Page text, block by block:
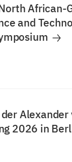
African-
and
Alexander
2026 in